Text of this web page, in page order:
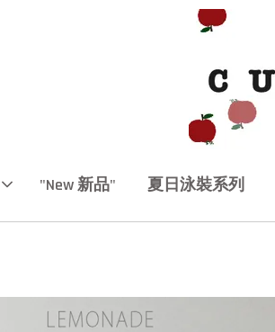
"New 新品" 夏日泳裝系列